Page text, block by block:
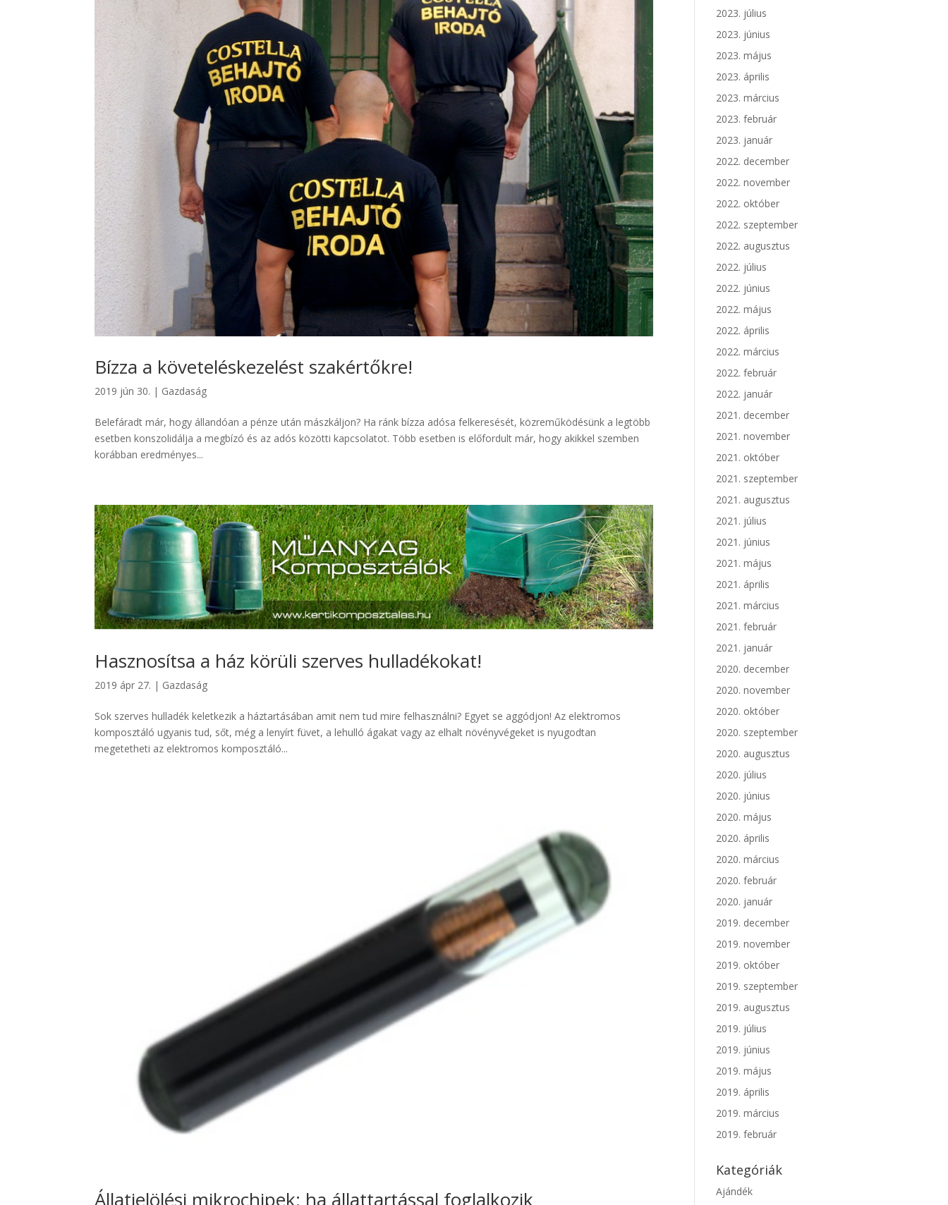
Bízza a követeléskezelést szakértőkre!
2019 jún 30. | Gazdaság
Belefáradt már, hogy állandóan a pénze után mászkáljon? Ha ránk bízza adósa felkeresését, közreműködésünk a legtöbb
esetben konszolidálja a megbízó és az adós közötti kapcsolatot. Több esetben is előfordult már, hogy akikkel szemben
korábban eredményes...
Hasznosítsa a ház körüli szerves hulladékokat!
2019 ápr 27. | Gazdaság
Sok szerves hulladék keletkezik a háztartásában amit nem tud mire felhasználni? Egyet se aggódjon! Az elektromos
komposztáló ugyanis tud, sőt, még a lenyírt füvet, a lehulló ágakat vagy az elhalt növényvégeket is nyugodtan
megetetheti az elektromos komposztáló...
Állatjelölési mikrochipek: ha állattartással foglalkozik
2023. július
2023. június
2023. május
2023. április
2023. március
2023. február
2023. január
2022. december
2022. november
2022. október
2022. szeptember
2022. augusztus
2022. július
2022. június
2022. május
2022. április
2022. március
2022. február
2022. január
2021. december
2021. november
2021. október
2021. szeptember
2021. augusztus
2021. július
2021. június
2021. május
2021. április
2021. március
2021. február
2021. január
2020. december
2020. november
2020. október
2020. szeptember
2020. augusztus
2020. július
2020. június
2020. május
2020. április
2020. március
2020. február
2020. január
2019. december
2019. november
2019. október
2019. szeptember
2019. augusztus
2019. július
2019. június
2019. május
2019. április
2019. március
2019. február
Kategóriák
Ajándék